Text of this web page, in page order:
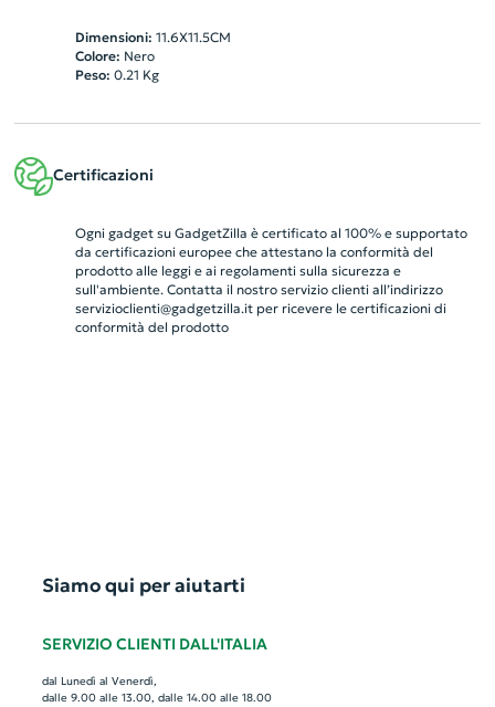
Dimensioni: 11.6X11.5CM
Colore: Nero
Peso: 0.21 Kg
Certificazioni
Ogni gadget su GadgetZilla è certificato al 100% e supportato
da certificazioni europee che attestano la conformità del
prodotto alle leggi e ai regolamenti sulla sicurezza e
sull'ambiente. Contatta il nostro servizio clienti all’indirizzo
servizioclienti@gadgetzilla.itper ricevere le certificazioni di
conformità del prodotto
Siamo qui per aiutarti
SERVIZIO CLIENTI DALL'ITALIA
dal Lunedì al Venerdì,
dalle 9.00 alle 13.00, dalle 14.00 alle 18.00